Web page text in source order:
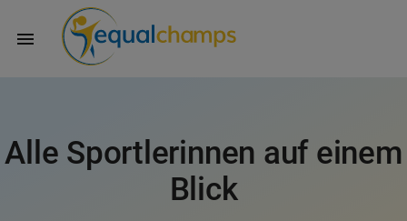
Alle Sportlerinnen auf einem
Blick